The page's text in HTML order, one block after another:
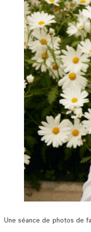
Une séance de photos de